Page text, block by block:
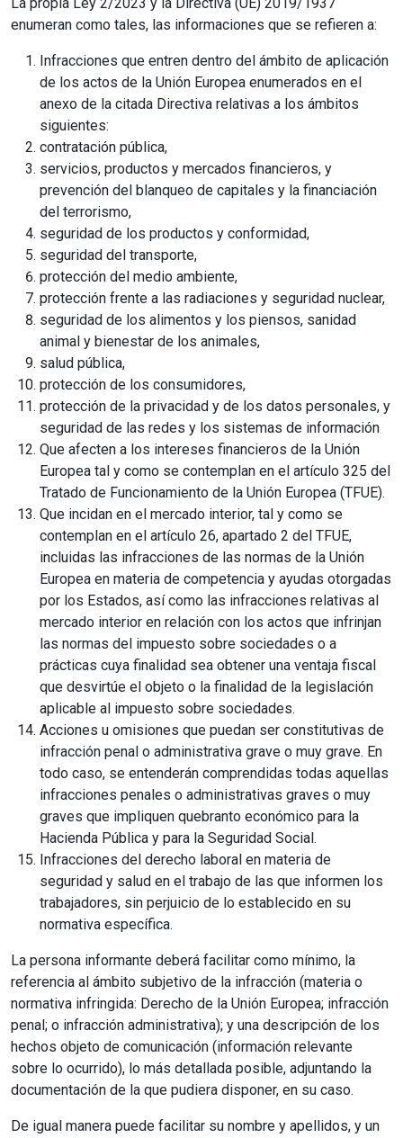
enumeran como tales, las informaciones que se refieren a:
Infracciones que entren dentro del ámbito de aplicación
de los actos de la Unión Europea enumerados en el
anexo de la citada Directiva relativas a los ámbitos
siguientes:
contratación pública,
servicios, productos y mercados financieros, y
prevención del blanqueo de capitales y la financiación
del terrorismo,
seguridad de los productos y conformidad,
seguridad del transporte,
protección del medio ambiente,
protección frente a las radiaciones y seguridad nuclear,
seguridad de los alimentos y los piensos, sanidad
animal y bienestar de los animales,
salud pública,
protección de los consumidores,
protección de la privacidad y de los datos personales, y
seguridad de las redes y los sistemas de información
Que afecten a los intereses financieros de la Unión
Europea tal y como se contemplan en el artículo 325 del
Tratado de Funcionamiento de la Unión Europea (TFUE).
Que incidan en el mercado interior, tal y como se
contemplan en el artículo 26, apartado 2 del TFUE,
incluidas las infracciones de las normas de la Unión
Europea en materia de competencia y ayudas otorgadas
por los Estados, así como las infracciones relativas al
mercado interior en relación con los actos que infrinjan
las normas del impuesto sobre sociedades o a
prácticas cuya finalidad sea obtener una ventaja fiscal
que desvirtúe el objeto o la finalidad de la legislación
aplicable al impuesto sobre sociedades.
Acciones u omisiones que puedan ser constitutivas de
infracción penal o administrativa grave o muy grave. En
todo caso, se entenderán comprendidas todas aquellas
infracciones penales o administrativas graves o muy
graves que impliquen quebranto económico para la
Hacienda Pública y para la Seguridad Social.
Infracciones del derecho laboral en materia de
seguridad y salud en el trabajo de las que informen los
trabajadores, sin perjuicio de lo establecido en su
normativa específica.
La persona informante deberá facilitar como mínimo, la
referencia al ámbito subjetivo de la infracción (materia o
normativa infringida: Derecho de la Unión Europea; infracción
penal; o infracción administrativa); y una descripción de los
hechos objeto de comunicación (información relevante
sobre lo ocurrido), lo más detallada posible, adjuntando la
documentación de la que pudiera disponer, en su caso.
De igual manera puede facilitar su nombre y apellidos, y un